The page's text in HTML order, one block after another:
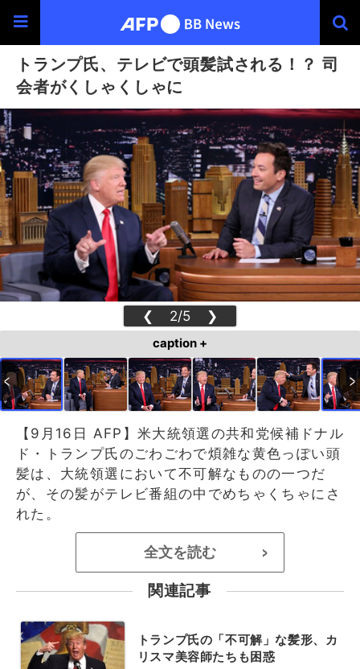
トランプ氏、テレビで頭髪試される！？ 司
会者がくしゃくしゃに
❮ 2/5 ❯
caption +
【9月16日 AFP】米大統領選の共和党候補ドナル
ド・トランプ氏のごわごわで煩雑な黄色っぽい頭
髪は、大統領選において不可解なものの一つだ
が、その髪がテレビ番組の中でめちゃくちゃにさ
れた。
全文を読む >
関連記事
トランプ氏の「不可解」な髪形、カ
リスマ美容師たちも困惑